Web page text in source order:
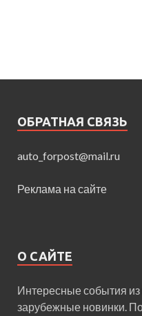
ОБРАТНАЯ СВЯЗЬ
auto_forpost@mail.ru
Реклама на сайте
О САЙТЕ
Интересные события
зарубежные новинки.